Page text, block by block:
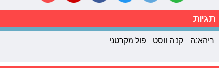
תגיות
ריהאנה קניה ווסט פול מקרטני